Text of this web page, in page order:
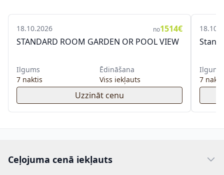
18.10.2026 no1514€
STANDARD ROOM GARDEN OR POOL VIEW
Ilgums
7 naktis
Ēdināšana
Viss iekļauts
Uzzināt cenu
Ilgums
7
Ceļojuma cenā iekļauts